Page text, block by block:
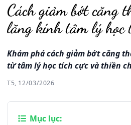
Cách giảm bớt căng
lăng kính tâm lý học
Khám phá cách giảm bớt căng
từ tâm lý học tích cực và thiền
T5, 12/03/2026
Mục lục: